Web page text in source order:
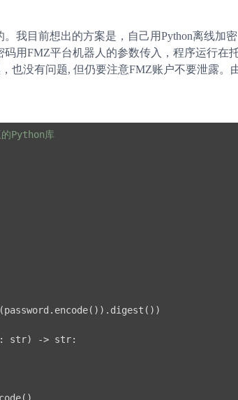
我目前想出的方案是，自己用Python离线加密
用FMZ平台机器人的参数传入，程序运行在
也没有问题, 但仍要注意FMZ账户不要泄露。
Python库
str)
-> str: